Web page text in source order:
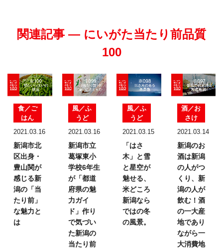
関連記事 — にいがた当たり前品質
100
食／ご
はん
2021.03.16
新潟市北
区出身・
豊山関が
感じる新
潟の 「当
たり前」
な魅力と
は
風／ふ
うど
2021.03.16
新潟市立
葛塚東小
学校6年生
が「都道
府県の魅
力ガイ
ド」 作り
で気づい
た新潟の
当たり前
風／ふ
うど
2021.03.15
「はさ
木」と雪
と星空が
魅せる、
米どころ
新潟なら
ではの冬
の風景。
酒／お
さけ
2021.03.14
新潟のお
酒は新潟
の人がつ
くり、 新
潟の人が
飲む！ 酒
の一大産
地であり
ながら一
大消費地